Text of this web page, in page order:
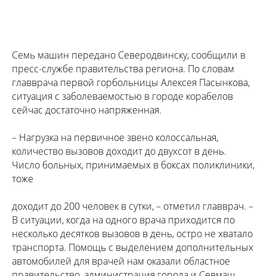
Семь машин передано Северодвинску, сообщили в
пресс-службе правительства региона. По словам
главврача первой горбольницы Алексея Пасынкова,
ситуация с заболеваемостью в городе корабелов
сейчас достаточно напряженная.
– Нагрузка на первичное звено колоссальная,
количество вызовов доходит до двухсот в день.
Число больных, принимаемых в боксах поликлиники,
тоже
доходит до 200 человек в сутки, – отметил главврач. –
В ситуации, когда на одного врача приходится по
несколько десятков вызовов в день, остро не хватало
транспорта. Помощь с выделением дополнительных
автомобилей для врачей нам оказали областное